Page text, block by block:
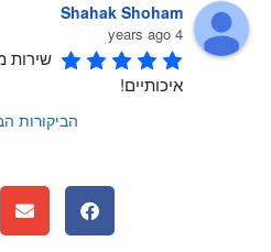
Shahak Shoham
4 years ago
איכותיים!
הביקורות הבאות